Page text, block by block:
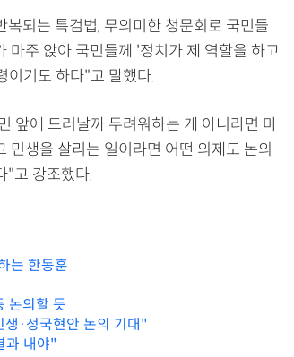
되는 특검법, 무의미한 청문회로 국민들
마주 앉아 국민들께 '정치가 제 역할을 하고
이기도 하다"고 말했다.
앞에 드러날까 두려워하는 게 아니라면 마
생을 살리는 일이라면 어떤 의제도 논의
"고 강조했다.
는 한동훈
논의할 듯
·정국현안 논의 기대"
과 내야"